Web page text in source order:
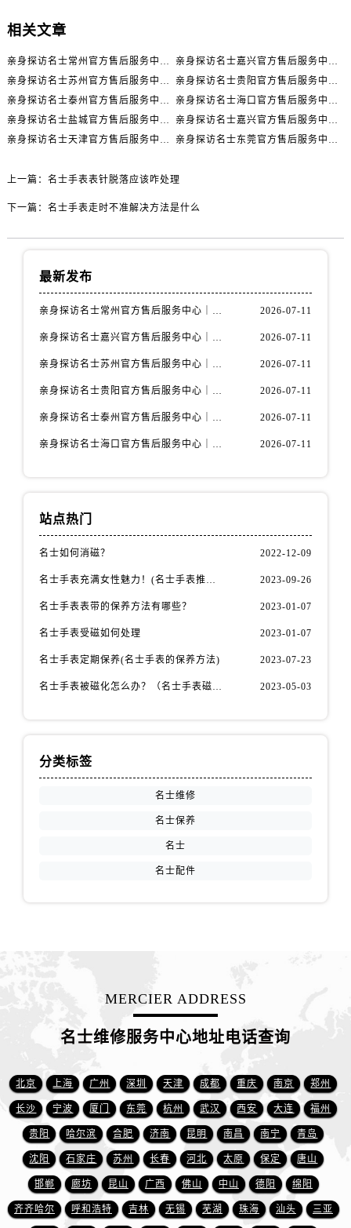
辽宁省锦州市古塔区中央大街名士售后服务中心（需提前预约）
辽宁省辽阳市白塔区新运大街名士售后服务中心（需提前预约）
辽宁省盘锦市兴隆台区石油大街名士售后服务中心（需提前预约）
北京市朝阳区建国门外大街甲6号华熙国际中心D座11层1102室名士售后服务中心（需提前预约）
安徽省滁州市琅琊区南谯北路名士售后服务中心（需提前预约）
安徽省铜陵市铜官区石城大道名士售后服务中心（需提前预约）
安徽省芜湖市镜湖区中山路步行街名士售后服务中心（需提前预约）
安徽省宣城市宣州区叠嶂西路名士售后服务中心（需提前预约）
福建省龙岩市新罗区九一南路名士售后服务中心（需提前预约）
福建省南平市建阳区人民西路名士售后服务中心（需提前预约）
福建省宁德市蕉城区天湖东路名士售后服务中心（需提前预约）
福建省莆田市城厢区霞林街道荔华东大道名士售后服务中心（需提前预约）
相关文章
亲身探访名士常州官方售后服务中心｜全新官方服务电话与地址（2026年7月最新）
亲身探访名士嘉兴官方售后服务中心｜全新地址和售后电话（2026年7月最新）
亲身探访名士苏州官方售后服务中心｜服务热线与门店详细地址（2026年7月最新）
亲身探访名士贵阳官方售后服务中心｜网点地址与电话（2026年7月最新）
亲身探访名士泰州官方售后服务中心｜最新网点地址及热线（2026年7月最新）
亲身探访名士海口官方售后服务中心｜全部地址与售后电话（2026年7月最新）
亲身探访名士盐城官方售后服务中心｜完整地址与联系电话（2026年7月最新）
亲身探访名士嘉兴官方售后服务中心｜全新维修门店地址及电话（2026年7月最新）
亲身探访名士天津官方售后服务中心｜网点地址及售后热线（2026年7月最新）
亲身探访名士东莞官方售后服务中心｜最新电话和维修地址（2026年7月最新）
上一篇： 名士手表表针脱落应该咋处理
下一篇： 名士手表走时不准解决方法是什么
最新发布
亲身探访名士常州官方售后服务中心｜全新官方服务电话与地址（2026年7月最新） 2026-07-11
亲身探访名士嘉兴官方售后服务中心｜全新地址和售后电话（2026年7月最新） 2026-07-11
亲身探访名士苏州官方售后服务中心｜服务热线与门店详细地址（2026年7月最新） 2026-07-11
亲身探访名士贵阳官方售后服务中心｜网点地址与电话（2026年7月最新） 2026-07-11
亲身探访名士泰州官方售后服务中心｜最新网点地址及热线（2026年7月最新） 2026-07-11
亲身探访名士海口官方售后服务中心｜全部地址与售后电话（2026年7月最新） 2026-07-11
站点热门
名士如何消磁？ 2022-12-09
名士手表充满女性魅力！(名士手表推荐！) 2023-09-26
名士手表表带的保养方法有哪些？ 2023-01-07
名士手表受磁如何处理 2023-01-07
名士手表定期保养(名士手表的保养方法) 2023-07-23
名士手表被磁化怎么办？（名士手表磁化处理方法） 2023-05-03
分类标签
名士维修
名士保养
名士
名士配件
MERCIER ADDRESS
名士维修服务中心地址电话查询
北京 上海 广州 深圳 天津 成都 重庆 南京 郑州
长沙 宁波 厦门 东莞 杭州 武汉 西安 大连 福州
贵阳 哈尔滨 合肥 济南 昆明 南昌 南宁 青岛
沈阳 石家庄 苏州 长春 河北 太原 保定 唐山
邯郸 廊坊 昆山 广西 佛山 中山 德阳 绵阳
齐齐哈尔 呼和浩特 吉林 无锡 芜湖 珠海 汕头 三亚